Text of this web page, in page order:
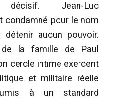
décisif. Jean-Luc
condamné pour le nom
aucun pouvoir.
la famille de Paul
cercle intime exercent
et militaire réelle
à un standard